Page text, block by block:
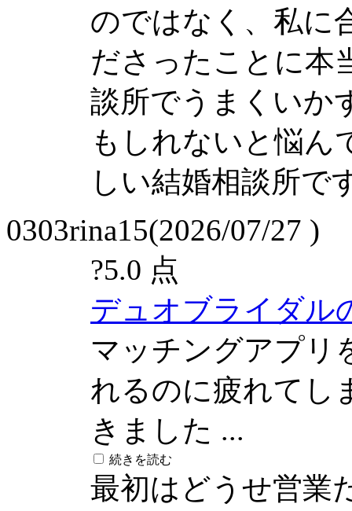
のではなく、私に
ださったことに本
談所でうまくいか
もしれないと悩ん
しい結婚相談所で
0303rina15(2026/07/27 )
?5.0 点
デュオブライダル
マッチングアプリ
れるのに疲れてし
きました ...
続きを読む
最初はどうせ営業